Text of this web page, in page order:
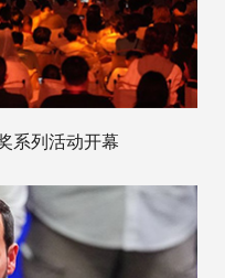
系列活动开幕